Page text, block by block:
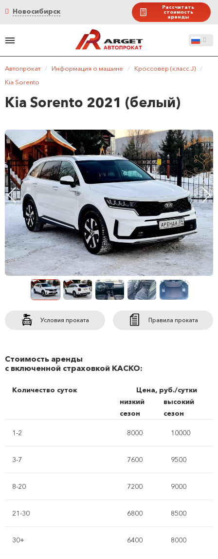
Новосибирск Рассчитать
стоимость
аренды
Автопрокат / Информация о машине / Кроссовер (класс J)
/
Kia Sorento
Kia Sorento 2021 (белый)
Условия проката Правила проката
Стоимость аренды
с включенной страховкой КАСКО:
Количество суток
Цена, руб./сутки
низкий
сезон
высокий
сезон
1-2 8000 10000
3-7 7600 9500
8-20 7200 9000
21-30 6800 8500
30+ 6400 8000